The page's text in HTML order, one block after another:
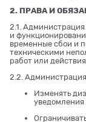
2. ПРАВА И
2.1. Администрация
и
временные сбои и
техническими
работ или
2.2.
Изменять
уведомления